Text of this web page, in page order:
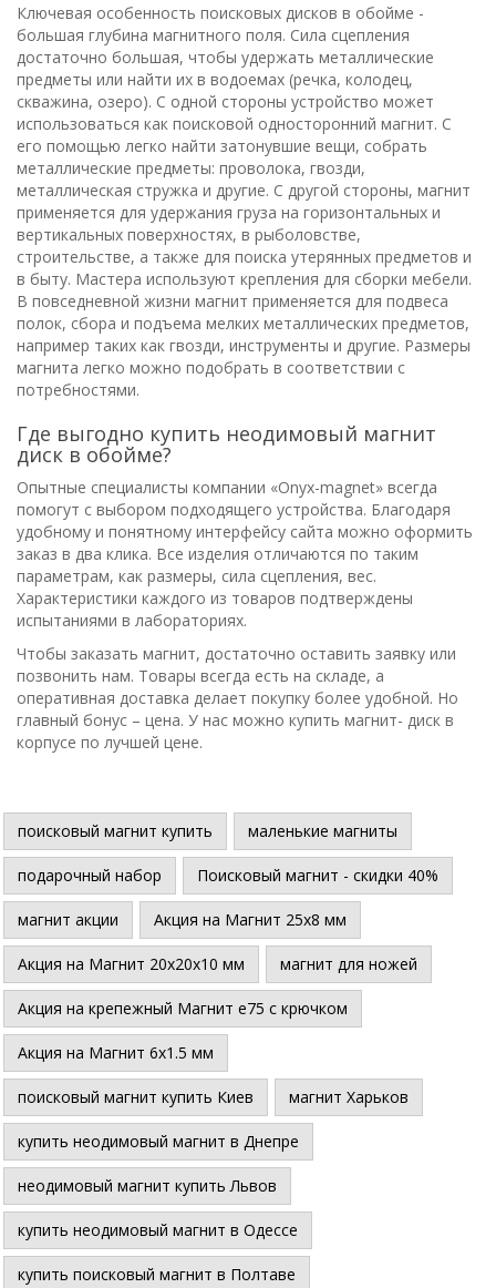
Ключевая особенность поисковых дисков в обойме -
большая глубина магнитного поля. Сила сцепления
достаточно большая, чтобы удержать металлические
предметы или найти их в водоемах (речка, колодец,
скважина, озеро). С одной стороны устройство может
использоваться как поисковой односторонний магнит. С
его помощью легко найти затонувшие вещи, собрать
металлические предметы: проволока, гвозди,
металлическая стружка и другие. С другой стороны, магнит
применяется для удержания груза на горизонтальных и
вертикальных поверхностях, в рыболовстве,
строительстве, а также для поиска утерянных предметов и
в быту. Мастера используют крепления для сборки мебели.
В повседневной жизни магнит применяется для подвеса
полок, сбора и подъема мелких металлических предметов,
например таких как гвозди, инструменты и другие. Размеры
магнита легко можно подобрать в соответствии с
потребностями.
Где выгодно купить неодимовый магнит
диск в обойме?
Опытные специалисты компании «Оnyx-magnet» всегда
помогут с выбором подходящего устройства. Благодаря
удобному и понятному интерфейсу сайта можно оформить
заказ в два клика. Все изделия отличаются по таким
параметрам, как размеры, сила сцепления, вес.
Характеристики каждого из товаров подтверждены
испытаниями в лабораториях.
Чтобы заказать магнит, достаточно оставить заявку или
позвонить нам. Товары всегда есть на складе, а
оперативная доставка делает покупку более удобной. Но
главный бонус – цена. У нас можно купить магнит- диск в
корпусе по лучшей цене.
поисковый магнит купить маленькие магниты
подарочный набор Поисковый магнит - скидки 40%
магнит акции Акция на Магнит 25х8 мм
Акция на Магнит 20х20х10 мм магнит для ножей
Акция на крепежный Магнит е75 с крючком
Акция на Магнит 6х1.5 мм
поисковый магнит купить Киев магнит Харьков
купить неодимовый магнит в Днепре
неодимовый магнит купить Львов
купить неодимовый магнит в Одессе
купить поисковый магнит в Полтаве